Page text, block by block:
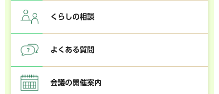
くらしの相談
よくある質問
会議の開催案内